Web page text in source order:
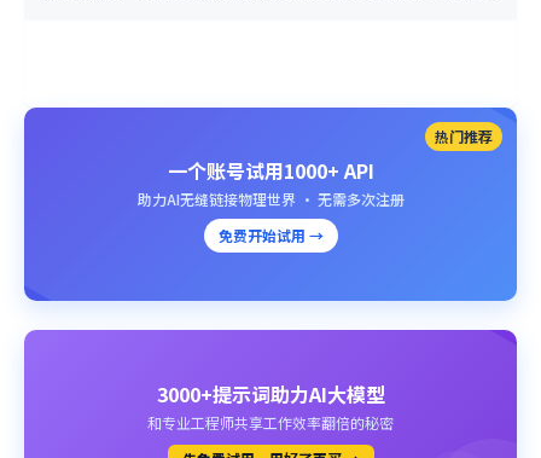
热门推荐
一个账号试用1000+ API
助力AI无缝链接物理世界 · 无需多次注册
免费开始试用 →
3000+提示词助力AI大模型
和专业工程师共享工作效率翻倍的秘密